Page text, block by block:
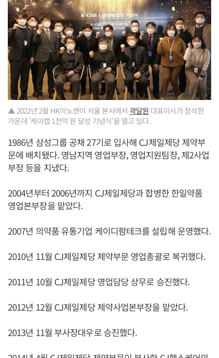
▲ 2022년 2월 HK이노엔이 서울 본사에서 곽달원 대표이사가 참석한
가운데 '케이캡 1천억 원 달성 기념식’을 열고 있다.
1986년 삼성그룹 공채 27기로 입사해 CJ제일제당 제약부
문에 배치됐다. 영남지역 영업부장, 영업지원팀장, 제2사업
부장 등을 지냈다.
2004년부터 2006년까지 CJ제일제당과 합병한 한일약품
영업본부장을 맡았다.
2007년 의약품 유통기업 케이디팜테크를 설립해 운영했다.
2010년 11월 CJ제일제당 제약부문 영업총괄로 복귀했다.
2011년 10월 CJ제일제당 영업담당 상무로 승진했다.
2012년 12월 CJ제일제당 제약사업본부장을 맡았다.
2013년 11월 부사장대우로 승진했다.